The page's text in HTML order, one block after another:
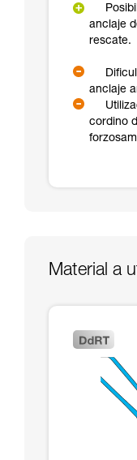
anclaje
rescate.
anclaje
cordino
Material a